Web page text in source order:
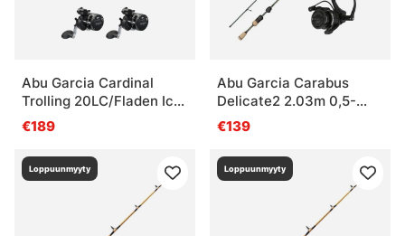
Abu Garcia Cardinal
Trolling 20LC/Fladen Ice
Pike 130cm Combo Right
3-Pack
€189
Abu Garcia Carabus
Delicate2 2.03m 0,5-
3,5g UL-Combo
€139
Loppuunmyyty Loppuunmyyty